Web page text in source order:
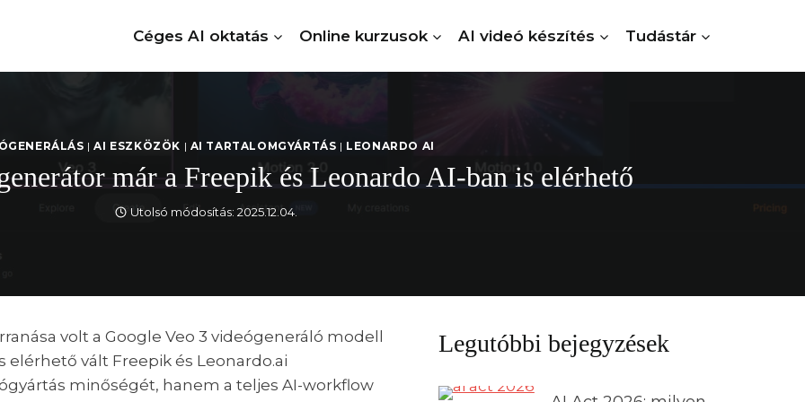
Céges AI oktatás Online kurzusok AI videó készítés Tudástár
|AI ESZKÖZÖK | AI TARTALOMGYÁRTÁS | LEONARDO AI
már a Freepik és Leonardo AI-ban is elérhető
Utolsó módosítás: 2025.12.04.
volt a Google Veo 3 videógeneráló modell
vált Freepik és Leonardo.ai
minőségét, hanem a teljes AI-workflow
Legutóbbi bejegyzések